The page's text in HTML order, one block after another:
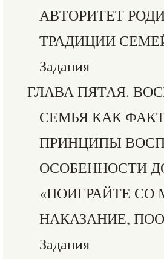
АВТОРИТЕТ
ТРАДИЦИИ
Задания
ГЛАВА ПЯТАЯ.
СЕМЬЯ КАК
ПРИНЦИПЫ
ОСОБЕННОСТИ
«ПОИГРАЙТЕ СО
НАКАЗАНИЕ,
Задания